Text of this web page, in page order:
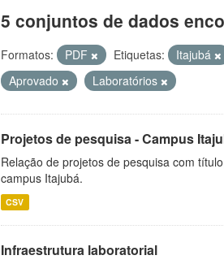
5 conjuntos de dados
Formatos: PDF Etiquetas: Itajubá
Aprovado
Laboratórios
Projetos de pesquisa - Campus
Relação de projetos de pesquisa com
campus Itajubá.
CSV
Infraestrutura laboratorial